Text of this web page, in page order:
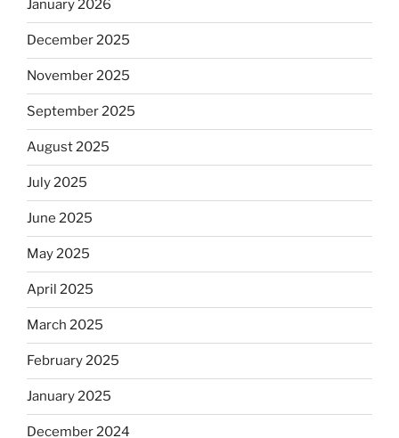
January 2026
December 2025
November 2025
September 2025
August 2025
July 2025
June 2025
May 2025
April 2025
March 2025
February 2025
January 2025
December 2024